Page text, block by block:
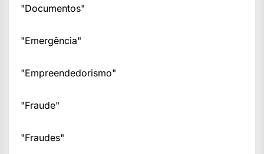
"Documentos"
"Emergência"
"Empreendedorismo"
"Fraude"
"Fraudes"